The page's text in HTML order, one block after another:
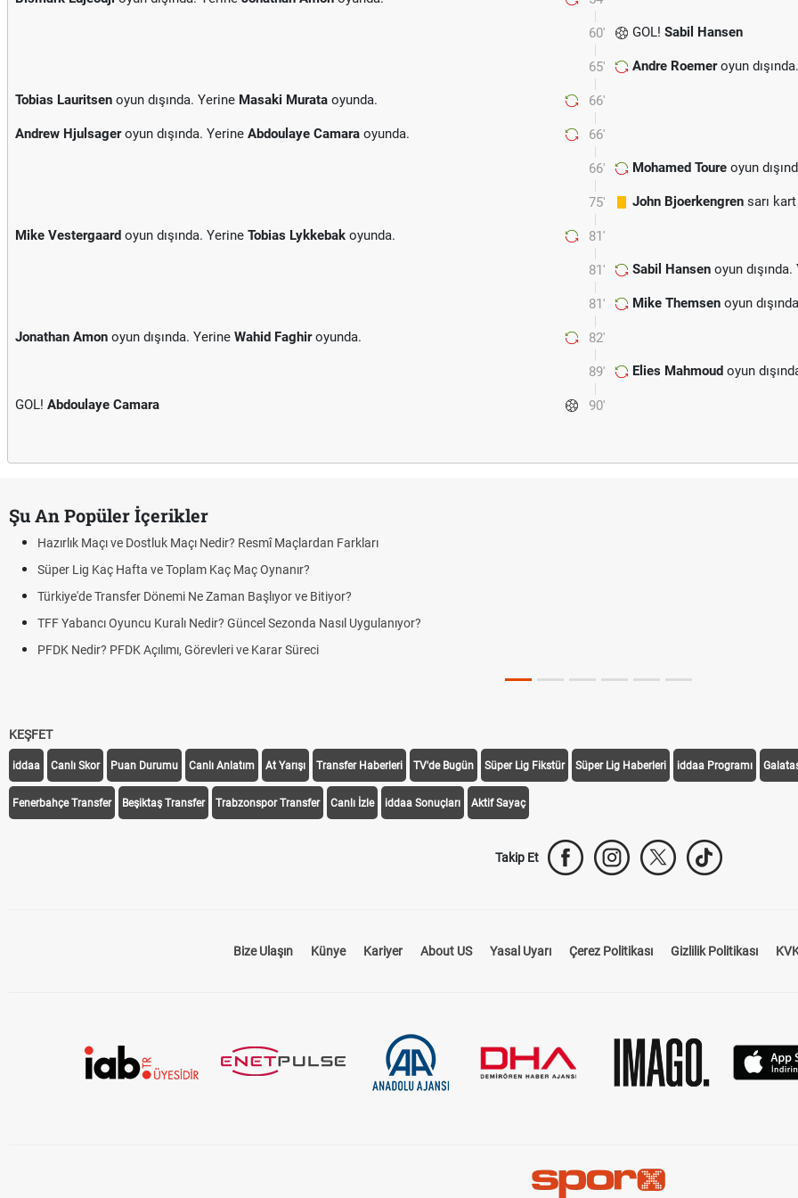
60' GOL! Sabil Hansen
65' Andre Roemeroyun
66'
Tobias Lauritsen oyun dışında. Yerine Masaki Murata oyunda.
66'
Andrew Hjulsageroyun dışında. Yerine Abdoulaye Camara oyunda.
66' Mohamed Toure oyun
75' John Bjoerkengren sarı
81'
Mike Vestergaard oyun dışında. Yerine Tobias Lykkebak oyunda.
81' Sabil Hansen oyun
81' Mike Themsen oyun
82'
Jonathan Amon oyun dışında. Yerine Wahid Faghiroyunda.
89' Elies Mahmoud oyun
90'
GOL! Abdoulaye Camara
Şu An Popüler İçerikler
Hazırlık Maçı ve Dostluk Maçı Nedir? Resmî Maçlardan Farkları
Süper Lig Kaç Hafta ve Toplam Kaç Maç Oynanır?
Türkiye'de Transfer Dönemi Ne Zaman Başlıyor ve Bitiyor?
TFF Yabancı Oyuncu Kuralı Nedir? Güncel Sezonda Nasıl Uygulanıyor?
PFDK Nedir? PFDK Açılımı, Görevleri ve Karar Süreci
KEŞFET
iddaa Canlı Skor Puan Durumu Canlı Anlatım At Yarışı Transfer Haberleri TV'de Bugün Süper Lig Fikstür Süper Lig Haberleri iddaa Programı
Fenerbahçe Transfer Beşiktaş Transfer Trabzonspor Transfer Canlı İzle iddaa Sonuçları Aktif Sayaç
Takip Et
Bize Ulaşın Künye Kariyer About US Yasal Uyarı Çerez Politikası Gizlilik Politikası